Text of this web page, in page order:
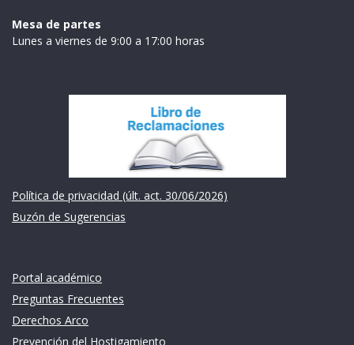
Mesa de partes
Lunes a viernes de 9:00 a 17:00 horas
Política de privacidad (últ. act. 30/06/2026)
Buzón de Sugerencias
Portal académico
Preguntas Frecuentes
Derechos Arco
Prevención del Hostigamiento